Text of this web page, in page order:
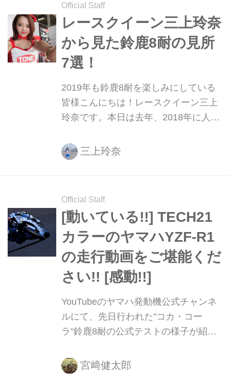
限定数プレゼントする、というもの！
今すぐ実家のかあちゃん・・・もと
い、母上に電話して家捜しをしてもら
いましょう！（笑）
Official Staff
レースクイーン三上玲奈
から見た鈴鹿8耐の見所
7選！
2019年も鈴鹿8耐を楽しみにしている
皆様こんにちは！レースクイーン三上
玲奈です。本日は去年、2018年に人生
の見所をご紹介させて頂きます♩
三上玲奈
Official Staff
[動いている!!] TECH21
カラーのヤマハYZF-R1
の走行動画をご堪能くだ
さい!! [感動!!]
YouTubeのヤマハ発動機公式チャンネ
ルにて、先日行われた"コカ・コー
ラ"鈴鹿8耐の公式テストの様子が紹介
刻カラーをまとったヤマハYZF-R1が
疾走する姿を、動画にてぜひご確認く
宮﨑健太郎